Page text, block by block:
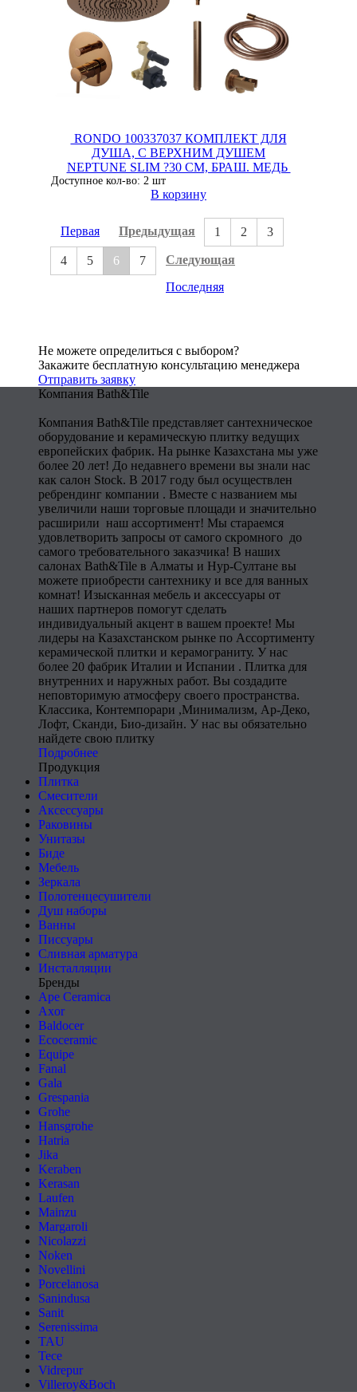
RONDO 100337037 КОМПЛЕКТ ДЛЯ
ДУША, С ВЕРХНИМ ДУШЕМ
NEPTUNE SLIM ?30 СМ, БРАШ. МЕДЬ
Доступное кол-во: 2 шт
В корзину
Первая Предыдущая 1 2 3
4 5 6 7
Следующая
Последняя
Не можете определиться с выбором?
Закажите бесплатную консультацию менеджера
Отправить заявку
Компания Bath&Tile
Компания Bath&Tile представляет сантехническое
оборудование и керамическую плитку ведущих
европейских фабрик. На рынке Казахстана мы уже
более 20 лет! До недавнего времени вы знали нас
как салон Stock. В 2017 году был осуществлен
ребрендинг компании . Вместе с названием мы
увеличили наши торговые площади и значительно
расширили наш ассортимент! Мы стараемся
удовлетворить запросы от самого скромного до
самого требовательного заказчика! В наших
салонах Bath&Tile в Алматы и Нур-Султане вы
можете приобрести сантехнику и все для ванных
комнат! Изысканная мебель и аксессуары от
наших партнеров помогут сделать
индивидуальный акцент в вашем проекте! Мы
лидеры на Казахстанском рынке по Ассортименту
керамической плитки и керамограниту. У нас
более 20 фабрик Италии и Испании . Плитка для
внутренних и наружных работ. Вы создадите
неповторимую атмосферу своего пространства.
Классика, Контемпорари ,Минимализм, Ар-Деко,
Лофт, Сканди, Био-дизайн. У нас вы обязательно
найдете свою плитку
Подробнее
Продукция
Плитка
Смесители
Аксессуары
Раковины
Унитазы
Биде
Мебель
Зеркала
Полотенцесушители
Душ наборы
Ванны
Писсуары
Сливная арматура
Инсталляции
Бренды
Ape Ceramica
Axor
Baldocer
Ecoceramic
Equipe
Fanal
Gala
Grespania
Grohe
Hansgrohe
Hatria
Jika
Keraben
Kerasan
Laufen
Mainzu
Margaroli
Nicolazzi
Noken
Novellini
Porcelanosa
Sanindusa
Sanit
Serenissima
TAU
Tece
Vidrepur
Villeroy&Boch